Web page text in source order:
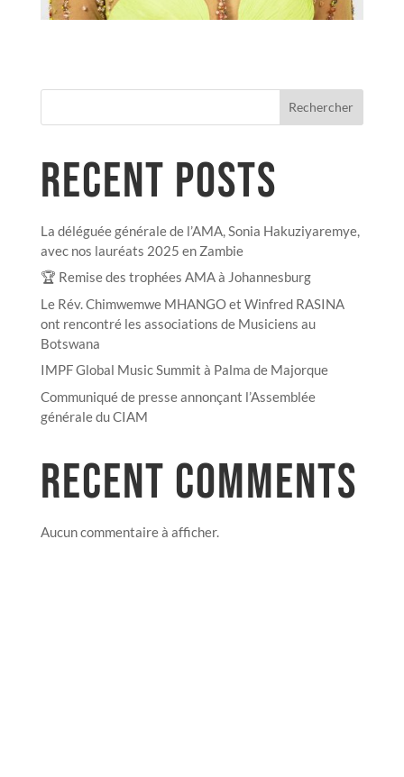
Rechercher
RECENT POSTS
La déléguée générale de l’AMA, Sonia Hakuziyaremye,
avec nos lauréats 2025 en Zambie
🏆 Remise des trophées AMA à Johannesburg
Le Rév. Chimwemwe MHANGO et Winfred RASINA
ont rencontré les associations de Musiciens au
Botswana
IMPF Global Music Summit à Palma de Majorque
Communiqué de presse annonçant l’Assemblée
générale du CIAM
RECENT COMMENTS
Aucun commentaire à afficher.